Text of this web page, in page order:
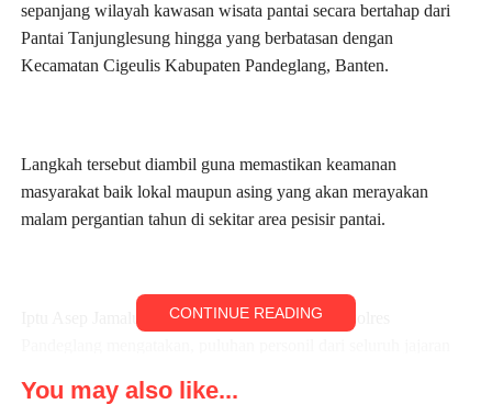
sepanjang wilayah kawasan wisata pantai secara bertahap dari
Pantai Tanjunglesung hingga yang berbatasan dengan
Kecamatan Cigeulis Kabupaten Pandeglang, Banten.
Langkah tersebut diambil guna memastikan keamanan
masyarakat baik lokal maupun asing yang akan merayakan
malam pergantian tahun di sekitar area pesisir pantai.
Iptu Asep Jamaludin SH Kapolsek Panimbang Polres
untuk melakukan patroli rutin baik siang maupun malam serta
CONTINUE READING
You may also like...